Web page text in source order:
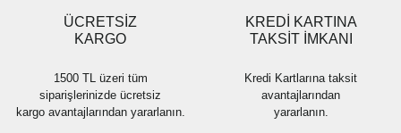
ÜCRETSİZ
KARGO
1500 TL üzeri tüm
siparişlerinizde ücretsiz
kargo avantajlarından yararlanın.
KREDİ KARTINA
TAKSİT İMKANI
Kredi Kartlarına taksit
avantajlarından
yararlanın.